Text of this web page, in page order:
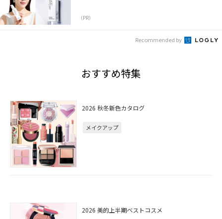
（PR）
Recommended by
おすすめ特集
2026 秋冬新色カタログ
メイクアップ
2026 美的上半期ベストコスメ